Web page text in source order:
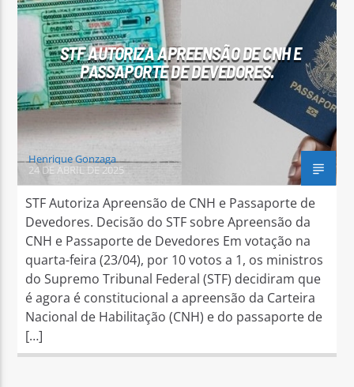
Arara Azul FM
STF AUTORIZA APREENSÃO DE CNH E
PASSAPORTE DE DEVEDORES.
Henrique Gonzaga
24 DE ABRIL DE 2025
STF Autoriza Apreensão de CNH e Passaporte de
Devedores. Decisão do STF sobre Apreensão da
CNH e Passaporte de Devedores Em votação na
quarta-feira (23/04), por 10 votos a 1, os ministros
do Supremo Tribunal Federal (STF) decidiram que
é agora é constitucional a apreensão da Carteira
Nacional de Habilitação (CNH) e do passaporte de
[…]